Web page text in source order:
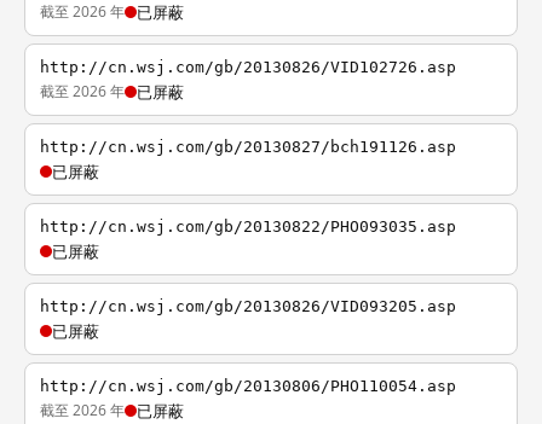
截至 2026 年 已屏蔽
http://cn.wsj.com/gb/20130826/VID102726.asp
截至 2026 年 已屏蔽
http://cn.wsj.com/gb/20130827/bch191126.asp
已屏蔽
http://cn.wsj.com/gb/20130822/PHO093035.asp
已屏蔽
http://cn.wsj.com/gb/20130826/VID093205.asp
已屏蔽
http://cn.wsj.com/gb/20130806/PHO110054.asp
截至 2026 年 已屏蔽